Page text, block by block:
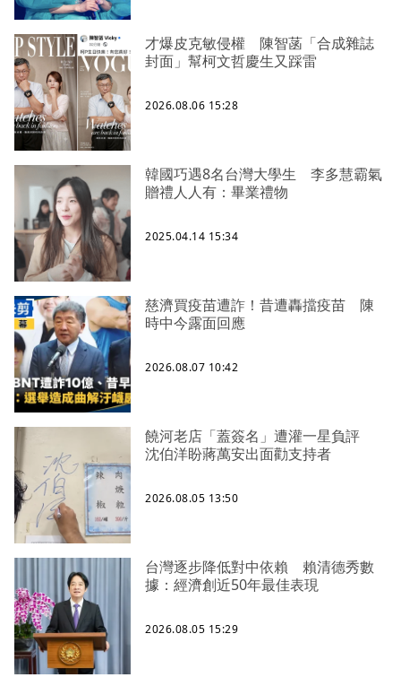
才爆皮克敏侵權 陳智菡「合成雜誌
封面」幫柯文哲慶生又踩雷
2026.08.06 15:28
韓國巧遇8名台灣大學生 李多慧霸氣
贈禮人人有：畢業禮物
2025.04.14 15:34
慈濟買疫苗遭詐！昔遭轟擋疫苗 陳
時中今露面回應
2026.08.07 10:42
饒河老店「蓋簽名」遭灌一星負評
沈伯洋盼蔣萬安出面勸支持者
2026.08.05 13:50
台灣逐步降低對中依賴 賴清德秀數
據：經濟創近50年最佳表現
2026.08.05 15:29